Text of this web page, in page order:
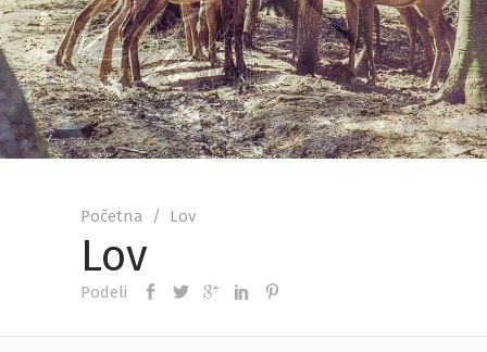
Početna / Lov
Lov
Podeli